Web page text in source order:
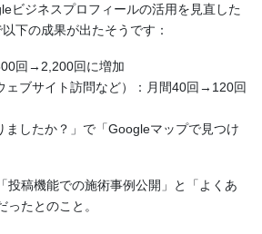
ビジネスプロフィールの活用を見直した
下の成果が出たそうです：
回→2,200回に増加
ェブサイト訪問など）：月間40回→120回
ましたか？」で「Googleマップで見つけ
投稿機能での施術事例公開」と「よくあ
たとのこと。